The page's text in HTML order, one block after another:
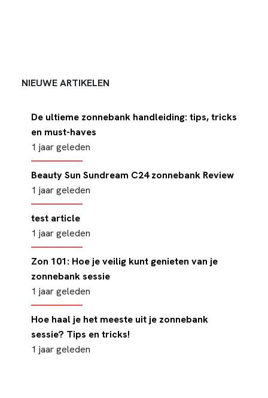
NIEUWE ARTIKELEN
De ultieme zonnebank handleiding: tips, tricks
en must-haves
1 jaar geleden
Beauty Sun Sundream C24 zonnebank Review
1 jaar geleden
test article
1 jaar geleden
Zon 101: Hoe je veilig kunt genieten van je
zonnebank sessie
1 jaar geleden
Hoe haal je het meeste uit je zonnebank
sessie? Tips en tricks!
1 jaar geleden